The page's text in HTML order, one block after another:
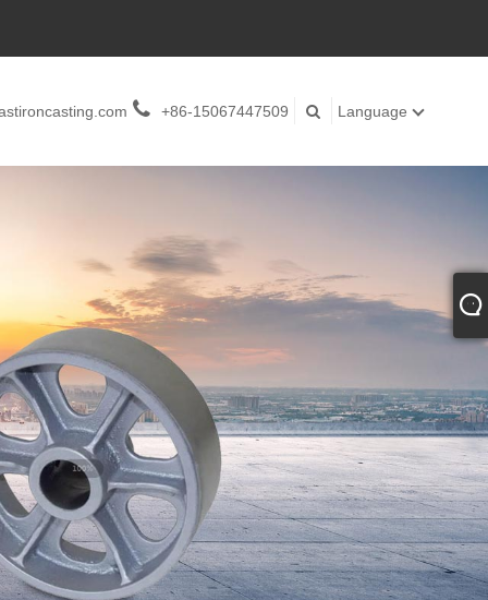
+86-15067447509 Language